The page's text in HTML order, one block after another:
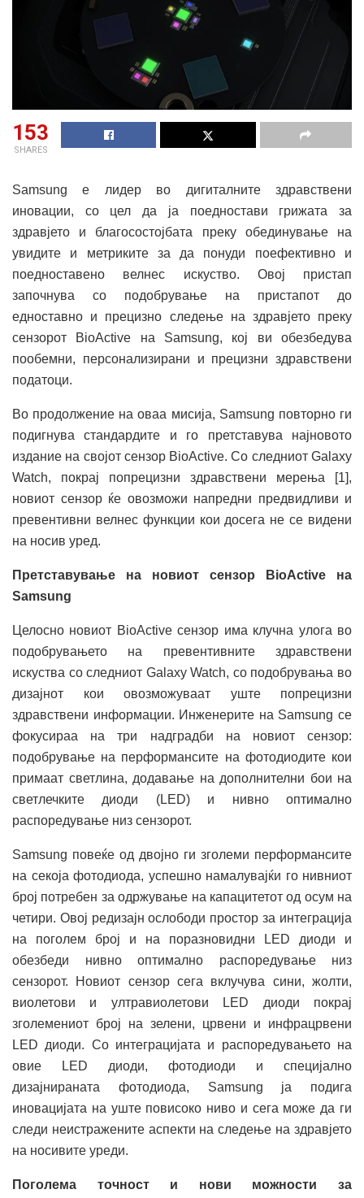
153
SHARES
Samsung е лидер во дигиталните здравствени
иновации, со цел да ја поедностави грижата за
здравјето и благосостојбата преку обединување на
увидите и метриките за да понуди поефективно и
поедноставено велнес искуство. Овој пристап
започнува со подобрување на пристапот до
едноставно и прецизно следење на здравјето преку
сензорот BioActive на Samsung, кој ви обезбедува
пообемни, персонализирани и прецизни здравствени
податоци.
Во продолжение на оваа мисија, Samsung повторно ги
подигнува стандардите и го претставува најновото
издание на својот сензор BioActive. Со следниот Galaxy
Watch, покрај попрецизни здравствени мерења [1],
новиот сензор ќе овозможи напредни предвидливи и
превентивни велнес функции кои досега не се видени
на носив уред.
Претставување на новиот сензор BioActive на
Samsung
Целосно новиот BioActive сензор има клучна улога во
подобрувањето на превентивните здравствени
искуства со следниот Galaxy Watch, со подобрувања во
дизајнот кои овозможуваат уште попрецизни
здравствени информации. Инженерите на Samsung се
фокусираа на три надградби на новиот сензор:
подобрување на перформансите на фотодиодите кои
примаат светлина, додавање на дополнителни бои на
светлечките диоди (LED) и нивно оптимално
распоредување низ сензорот.
Samsung повеќе од двојно ги зголеми перформансите
на секоја фотодиода, успешно намалувајќи го нивниот
број потребен за одржување на капацитетот од осум на
четири. Овој редизајн ослободи простор за интеграција
на поголем број и на поразновидни LED диоди и
обезбеди нивно оптимално распоредување низ
сензорот. Новиот сензор сега вклучува сини, жолти,
виолетови и ултравиолетови LED диоди покрај
зголемениот број на зелени, црвени и инфрацрвени
LED диоди. Со интеграцијата и распоредувањето на
овие LED диоди, фотодиоди и специјално
дизајнираната фотодиода, Samsung ја подига
иновацијата на уште повисоко ниво и сега може да ги
следи неистражените аспекти на следење на здравјето
на носивите уреди.
Поголема точност и нови можности за